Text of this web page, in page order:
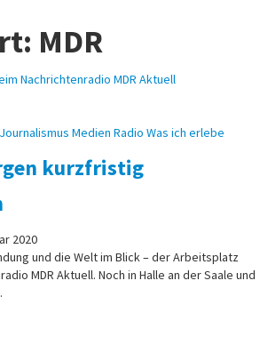
MDR
Journalismus Medien Radio Was ich erlebe
kurzfristig
2020
und die Welt im Blick – der Arbeitsplatz
MDR Aktuell. Noch in Halle an der Saale und